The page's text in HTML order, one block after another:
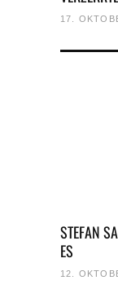
17.
STEFAN
ES
12.